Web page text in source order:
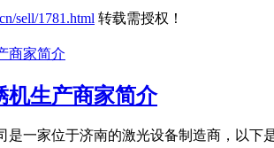
sell/1781.html 转载需授权！
机生产商家简介
是一家位于济南的激光设备制造商，以